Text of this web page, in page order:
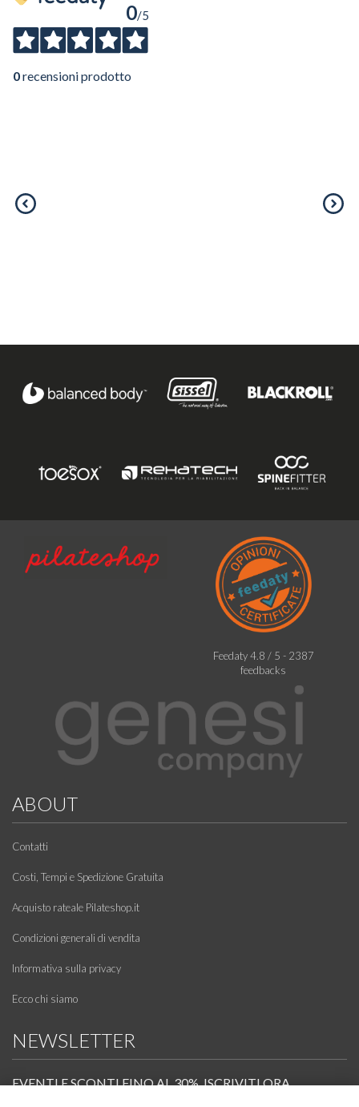
0/5
0recensioni prodotto
Feedaty4.8 / 5 - 2387
feedbacks
ABOUT
Contatti
Costi, Tempi e Spedizione Gratuita
Acquisto rateale Pilateshop.it
Condizioni generali di vendita
Informativa sulla privacy
Ecco chi siamo
NEWSLETTER
EVENTI E SCONTI FINO AL 30%. ISCRIVITI ORA.